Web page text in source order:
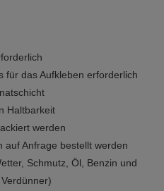
für das Aufkleben erforderlich
Haltbarkeit
werden
auf Anfrage bestellt werden
Schmutz, Öl, Benzin und